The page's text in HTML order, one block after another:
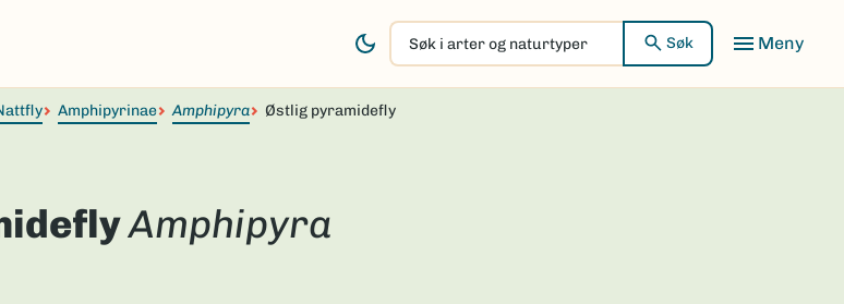
Søk
i
arter
og
Søk
Amphipyrinae Amphipyra Østlig pyramidefly
Amphipyra